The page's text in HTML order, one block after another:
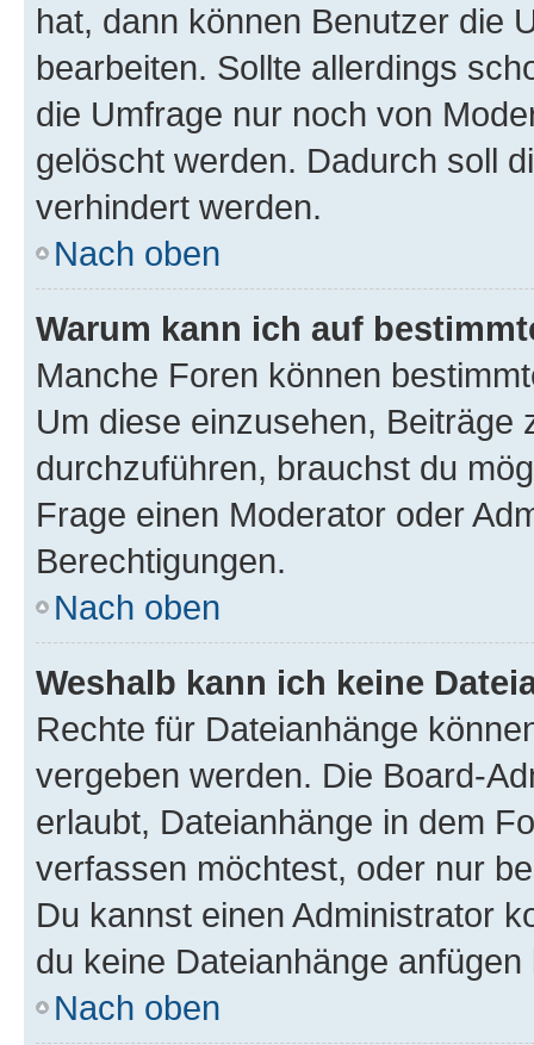
hat, dann können Benutzer die
bearbeiten. Sollte allerdings
die Umfrage nur noch von
gelöscht werden. Dadurch soll
verhindert werden.
Nach oben
Warum kann ich auf
Manche Foren können
Um diese einzusehen, Beiträge
durchzuführen, brauchst du
Frage einen Moderator oder
Berechtigungen.
Nach oben
Weshalb kann ich keine
Rechte für Dateianhänge
vergeben werden. Die Board-
erlaubt, Dateianhänge in dem
verfassen möchtest, oder nur
Du kannst einen Administrator
du keine Dateianhänge anfügen
Nach oben